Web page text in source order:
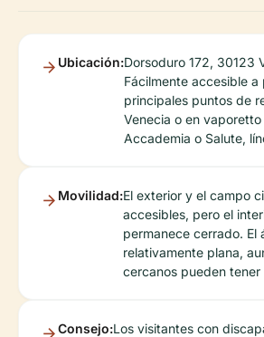
Ubicación:Dorsoduro 172, 30123
Fácilmente accesible a
principales puntos de
Venecia o en
Accademia o Salute,
Movilidad:El exterior y el campo
accesibles, pero el
permanece cerrado. El
relativamente plana,
cercanos pueden tener
Consejo:Los visitantes con